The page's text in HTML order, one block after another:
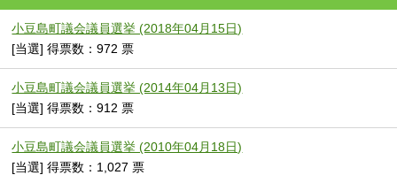
小豆島町議会議員選挙 (2018年04月15日)
[当選] 得票数：972 票
小豆島町議会議員選挙 (2014年04月13日)
[当選] 得票数：912 票
小豆島町議会議員選挙 (2010年04月18日)
[当選] 得票数：1,027 票